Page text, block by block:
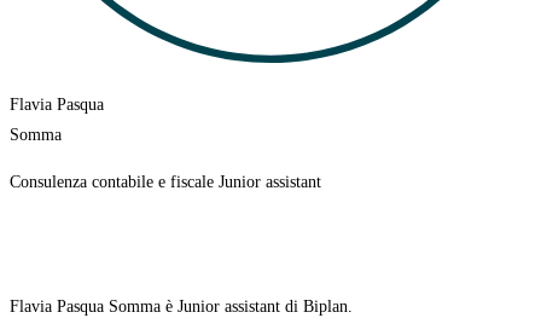
Flavia Pasqua
Somma
Consulenza contabile e fiscale Junior assistant
Flavia Pasqua Somma è Junior assistant di Biplan.